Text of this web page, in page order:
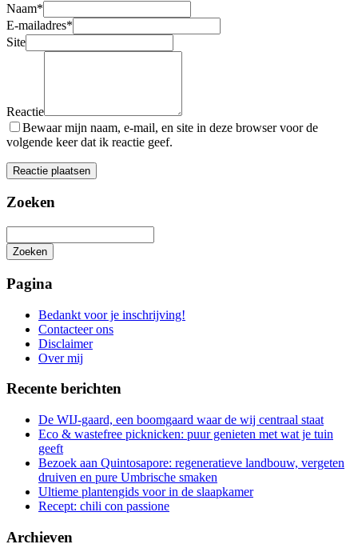
Naam*
E-mailadres*
Site
Reactie
Bewaar mijn naam, e-mail, en site in deze browser voor de
volgende keer dat ik reactie geef.
Zoeken
Zoeken
zoeken
Pagina
Bedankt voor je inschrijving!
Contacteer ons
Disclaimer
Over mij
Recente berichten
De WIJ-gaard, een boomgaard waar de wij centraal staat
Eco & wastefree picknicken: puur genieten met wat je tuin
geeft
Bezoek aan Quintosapore: regeneratieve landbouw, vergeten
druiven en pure Umbrische smaken
Ultieme plantengids voor in de slaapkamer
Recept: chili con passione
Archieven